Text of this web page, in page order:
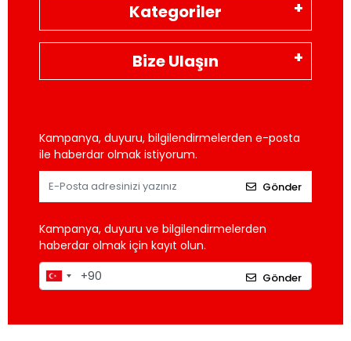
Kategoriler
Bize Ulaşın
Kampanya, duyuru, bilgilendirmelerden e-posta
ile haberdar olmak istiyorum.
Gönder
Kampanya, duyuru ve bilgilendirmelerden
haberdar olmak için kayıt olun.
Gönder